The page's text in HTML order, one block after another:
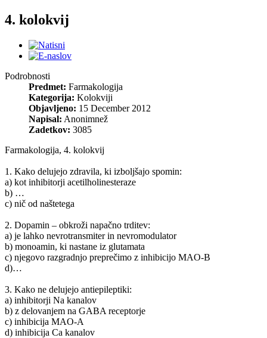
4. kolokvij
Podrobnosti
Predmet: Farmakologija
Kategorija: Kolokviji
Objavljeno: 15 December 2012
Napisal: Anonimnež
Zadetkov: 3085
Farmakologija, 4. kolokvij
1. Kako delujejo zdravila, ki izboljšajo spomin:
a) kot inhibitorji acetilholinesteraze
b) …
c) nič od naštetega
2. Dopamin – obkroži napačno trditev:
a) je lahko nevrotransmiter in nevromodulator
b) monoamin, ki nastane iz glutamata
c) njegovo razgradnjo preprečimo z inhibicijo MAO-B
d)…
3. Kako ne delujejo antiepileptiki:
a) inhibitorji Na kanalov
b) z delovanjem na GABA receptorje
c) inhibicija MAO-A
d) inhibicija Ca kanalov